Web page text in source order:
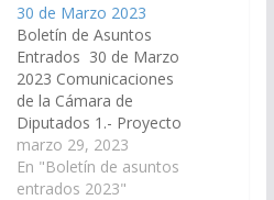
30 de Marzo 2023
Boletín de Asuntos
Entrados 30 de Marzo
2023 Comunicaciones
de la Cámara de
Diputados 1.- Proyecto
de Ley nuevamente en
Revisión por el cual se
crea el Registro de
marzo 29, 2023
En "Boletín de asuntos
entrados 2023"